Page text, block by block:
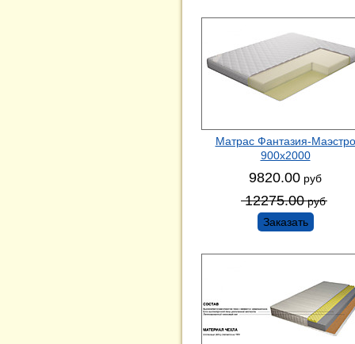
Матрас Фантазия-Маэстро
900х2000
9820.00 руб
12275.00 руб
Заказать